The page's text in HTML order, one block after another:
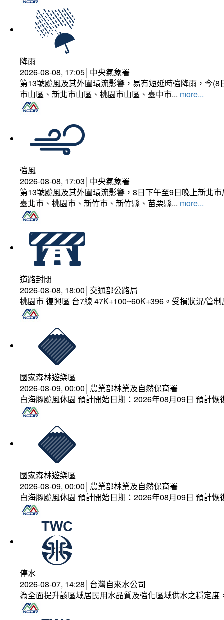
降雨
2026-08-08, 17:05│中央氣象署
第13號颱風及其外圍環流影響，易有短延時強降雨，今
市山區、新北市山區、桃園市山區、臺中市... more...
強風
2026-08-08, 17:03│中央氣象署
第13號颱風及其外圍環流影響，8日下午至9日晚上新北
臺北市、桃園市、新竹市、新竹縣、苗栗縣... more...
道路封閉
2026-08-08, 18:00│交通部公路局
桃園市 復興區 台7線 47K+100~60K+396。受損狀況/管
國家森林遊樂區
2026-08-09, 00:00│農業部林業及自然保育署
白海豚颱風休園 預計開始日期：2026年08月09日 預計
國家森林遊樂區
2026-08-09, 00:00│農業部林業及自然保育署
白海豚颱風休園 預計開始日期：2026年08月09日 預計
停水
2026-08-07, 14:28│台灣自來水公司
為全面提升該區域居民用水品質及強化區域供水之穩定